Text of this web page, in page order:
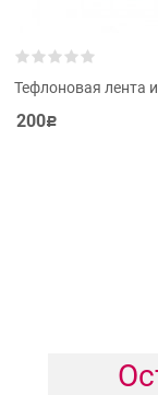
Тефлоновая лента
200Р